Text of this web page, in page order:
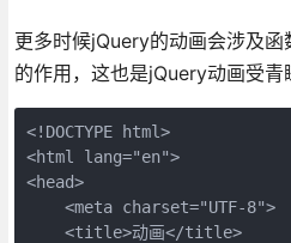
更多时候jQuery的动画会涉及
的作用，这也是jQuery动画受
<!DOCTYPE html>
<html lang="en">
<head>
    <meta charset="UTF-8">
    <title>动画</title>